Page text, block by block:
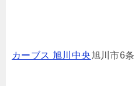
カーブス 旭川中央旭川市6